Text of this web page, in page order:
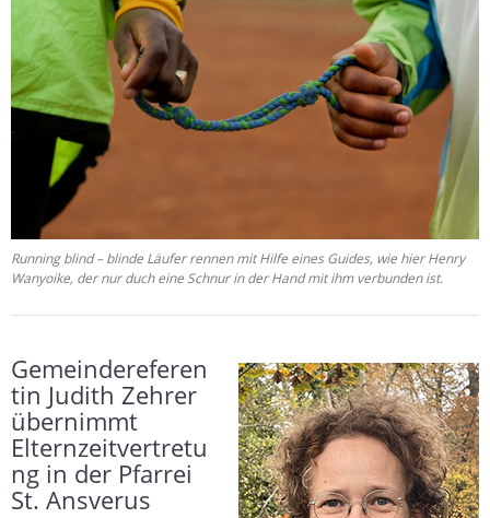
Running blind – blinde Läufer rennen mit Hilfe eines Guides, wie hier Henry
Wanyoike, der nur duch eine Schnur in der Hand mit ihm verbunden ist.
Gemeindereferen
tin Judith Zehrer
übernimmt
Elternzeitvertretu
ng in der Pfarrei
St. Ansverus